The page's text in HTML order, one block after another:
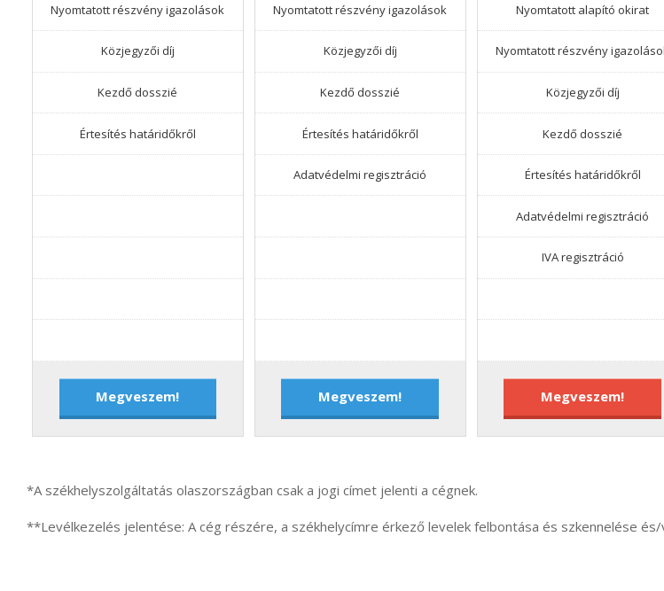
Nyomtatott részvény igazolások
Közjegyzői díj
Kezdő dosszié
Értesítés határidőkről
Megveszem!
Nyomtatott részvény igazolások
Közjegyzői díj
Kezdő dosszié
Értesítés határidőkről
Adatvédelmi regisztráció
Megveszem!
Nyomtatott alapító okirat
Nyomtatott részvény
Közjegyzői díj
Kezdő dosszié
Értesítés határidőkről
Adatvédelmi regisztráció
IVA regisztráció
Megveszem!
*A székhelyszolgáltatás olaszországban csak a jogi címet jelenti a cégnek.
**Levélkezelés jelentése: A cég részére, a székhelycímre érkező levelek felbontása és szkennelése